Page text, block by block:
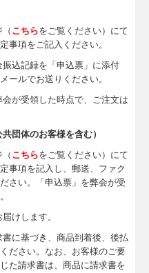
こちらをご覧ください）にて
事項をご記入ください。
込記録を「申込票」に添付
ールでお送りください。
が受領した時点で、ご注文は
団体のお客様を含む）
こちらをご覧ください）にて
事項を記入し、郵送、ファク
さい。「申込票」を弊会が受
けします。
に基づき、商品到着後、後払
ださい。なお、お客様のご要
た請求書は、商品に請求書を